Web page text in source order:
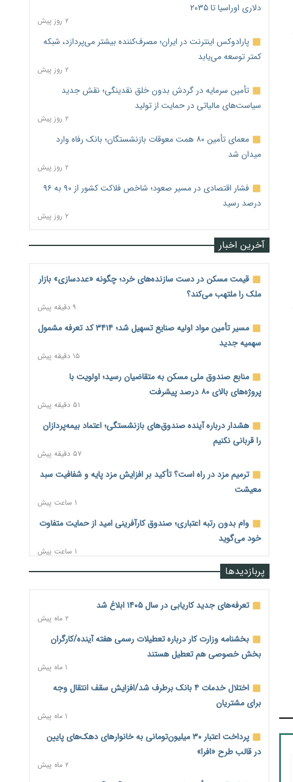
دلاری اوراسیا تا ۲۰۳۵
۲ روز پیش
پارادوکس اینترنت در ایران؛ مصرف‌کننده بیشتر می‌پردازد، شبکه
کمتر توسعه می‌یابد
۲ روز پیش
تأمین سرمایه در گردش بدون خلق نقدینگی؛ نقش جدید
سیاست‌های مالیاتی در حمایت از تولید
۲ روز پیش
معمای تأمین ۸۰ همت معوقات بازنشستگان؛ بانک رفاه وارد
میدان شد
۲ روز پیش
فشار اقتصادی در مسیر صعود؛ شاخص فلاکت کشور از ۹۰ به ۹۶
درصد رسید
۲ روز پیش
آخرین اخبار
قیمت مسکن در دست سازنده‌های خرد؛ چگونه «عددسازی» بازار
ملک را ملتهب می‌کند؟
۹ دقیقه پیش
مسیر تأمین مواد اولیه صنایع تسهیل شد؛ ۳۴۱۴ کد تعرفه مشمول
سهمیه جدید
۱۵ دقیقه پیش
منابع صندوق ملی مسکن به متقاضیان رسید؛ اولویت با
پروژه‌های بالای ۸۰ درصد پیشرفت
۵۱ دقیقه پیش
هشدار درباره آینده صندوق‌های بازنشستگی؛ اعتماد بیمه‌پردازان
را قربانی نکنیم
۵۷ دقیقه پیش
ترمیم مزد در راه است؟ تأکید بر افزایش مزد پایه و شفافیت سبد
معیشت
۱ ساعت پیش
وام بدون رتبه اعتباری؛ صندوق کارآفرینی امید از حمایت متفاوت
خود می‌گوید
۱ ساعت پیش
ناترازی برق ۳۰ درصد کاهش یافت؛ وعده وزارت نیرو برای رفع
ورود بخش خصوصی به حکمرانی اشتغال؛ «یاوران پیشرفت»
امسال گسترده‌تر می‌شود
مطالبه کارگران جنوب برای پرداخت «حق جنگ»؛ از نفت و گاز تا
شبکه برق
حساب‌های شرکت ملی نفت در بانک صنعت و معدن مسدود
شد؛ بدهی یک میلیارد دلاری
درآمد کارگزاری‌ها چقدر است؟ کانون کارگزاران اعداد منتشرشده
پربازدیدها
تعرفه‌های جدید کاریابی در سال ۱۴۰۵ ابلاغ شد
۲ ماه پیش
بخشنامه وزارت کار درباره تعطیلات رسمی هفته آینده/کارگران
بخش خصوصی هم تعطیل هستند
۱ ماه پیش
اختلال خدمات ۴ بانک برطرف شد/افزایش سقف انتقال وجه
برای مشتریان
۱ ماه پیش
پرداخت اعتبار ۳۰ میلیون‌تومانی به خانوارهای دهک‌های پایین
در قالب طرح «افرا»
۲ ماه پیش